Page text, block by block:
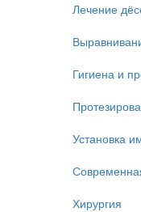
Лечение
Гигиена и
Установка
Хирургия